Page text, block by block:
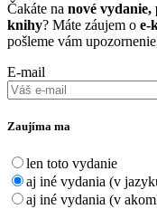
Čakáte na nové vydanie,
knihy? Máte záujem o e-
pošleme vám
E-mail
Zaujíma ma
len toto vydanie
aj iné vydania (v
aj iné vydania (v